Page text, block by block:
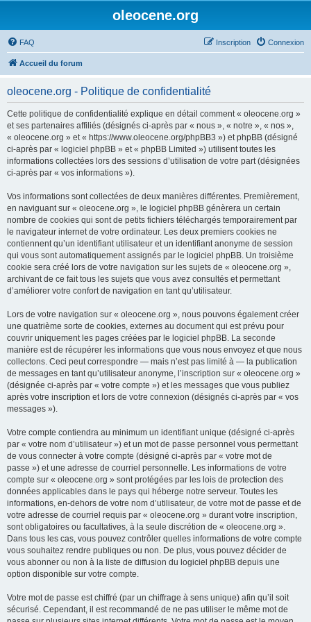
oleocene.org
FAQ Connexion
Inscription
Accueil du forum
oleocene.org - Politique de confidentialité
Cette politique de confidentialité explique en détail comment « oleocene.org »
et ses partenaires affiliés (désignés ci-après par « nous », « notre », « nos »,
« oleocene.org » et « https://www.oleocene.org/phpBB3 ») et phpBB (désigné
ci-après par « logiciel phpBB » et « phpBB Limited ») utilisent toutes les
informations collectées lors des sessions d’utilisation de votre part (désignées
ci-après par « vos informations »).
Vos informations sont collectées de deux manières différentes. Premièrement,
en naviguant sur « oleocene.org », le logiciel phpBB génèrera un certain
nombre de cookies qui sont de petits fichiers téléchargés temporairement par
le navigateur internet de votre ordinateur. Les deux premiers cookies ne
contiennent qu’un identifiant utilisateur et un identifiant anonyme de session
qui vous sont automatiquement assignés par le logiciel phpBB. Un troisième
cookie sera créé lors de votre navigation sur les sujets de « oleocene.org »,
archivant de ce fait tous les sujets que vous avez consultés et permettant
d’améliorer votre confort de navigation en tant qu’utilisateur.
Lors de votre navigation sur « oleocene.org », nous pouvons également créer
une quatrième sorte de cookies, externes au document qui est prévu pour
couvrir uniquement les pages créées par le logiciel phpBB. La seconde
manière est de récupérer les informations que vous nous envoyez et que nous
collectons. Ceci peut correspondre — mais n’est pas limité à — la publication
de messages en tant qu’utilisateur anonyme, l’inscription sur « oleocene.org »
(désignée ci-après par « votre compte ») et les messages que vous publiez
après votre inscription et lors de votre connexion (désignés ci-après par « vos
messages »).
Votre compte contiendra au minimum un identifiant unique (désigné ci-après
par « votre nom d’utilisateur ») et un mot de passe personnel vous permettant
de vous connecter à votre compte (désigné ci-après par « votre mot de
passe ») et une adresse de courriel personnelle. Les informations de votre
compte sur « oleocene.org » sont protégées par les lois de protection des
données applicables dans le pays qui héberge notre serveur. Toutes les
informations, en-dehors de votre nom d’utilisateur, de votre mot de passe et de
votre adresse de courriel requis par « oleocene.org » durant votre inscription,
sont obligatoires ou facultatives, à la seule discrétion de « oleocene.org ».
Dans tous les cas, vous pouvez contrôler quelles informations de votre compte
vous souhaitez rendre publiques ou non. De plus, vous pouvez décider de
vous abonner ou non à la liste de diffusion du logiciel phpBB depuis une
option disponible sur votre compte.
Votre mot de passe est chiffré (par un chiffrage à sens unique) afin qu’il soit
sécurisé. Cependant, il est recommandé de ne pas utiliser le même mot de